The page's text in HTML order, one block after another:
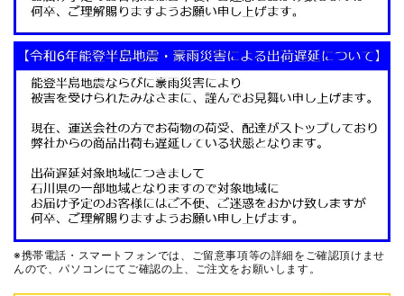
※携帯電話・スマートフォンでは、ご留意事項等の詳細をご確認頂けませ
んので、パソコンにてご確認の上、ご注文をお願いします。